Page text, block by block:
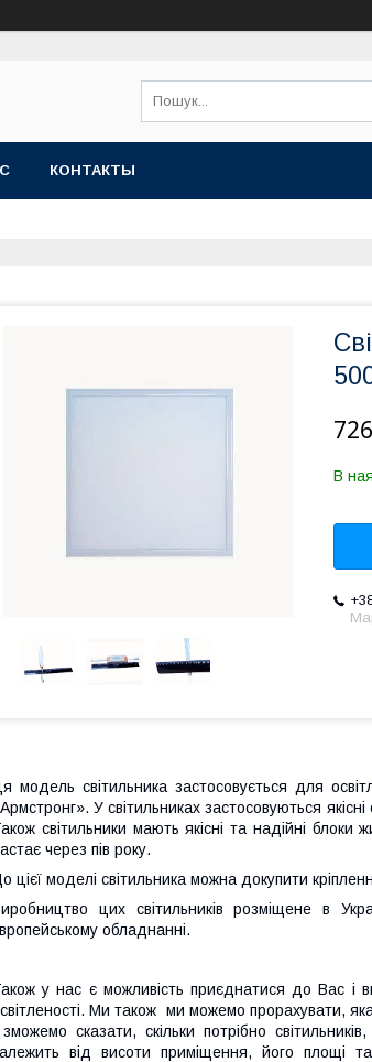
КОНТАКТЫ
В
модель світильника застосовується для
У світильниках застосовуються
світильники мають якісні та надійні
через пів року.
цієї моделі світильника можна докупити
цих світильників розміщене в
обладнанні.
у нас є можливість приєднатися до Вас і
Ми також ми можемо прорахувати,
зможемо сказати, скільки потрібно
від висоти приміщення, його площі